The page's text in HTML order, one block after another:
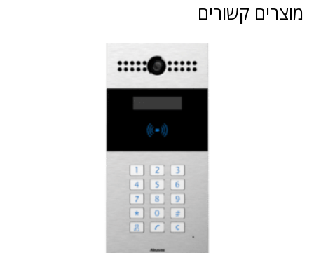
מוצרים קשורים